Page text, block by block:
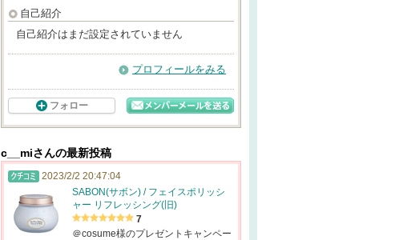
自己紹介
自己紹介はまだ設定されていません
プロフィールをみる
フォロー
c__miさんの最新投稿
2023/2/2 20:47:04
SABON(サボン) / フェイスポリッシ
ャー リフレッシング(旧)
7
＠cosume様のプレゼントキャンペー